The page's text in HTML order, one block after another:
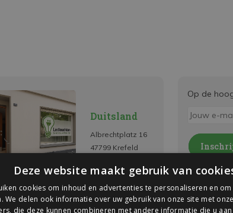
Duitsland
Albrechtplatz 16
47799 Krefeld
Op de
* Lees hier de
Deze website maakt gebruik van
cookies om inhoud en advertenties te personaliseren en
We delen ook informatie over uw gebruik van onze site met
die deze kunnen combineren met andere informatie die u